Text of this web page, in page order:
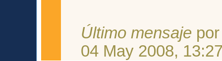
Último mensaje
04 May 2008,